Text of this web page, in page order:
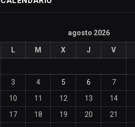
agosto 2026
L M X J V
3
4 5 6 7
10
11 12 13 14
17
18 19 20 21